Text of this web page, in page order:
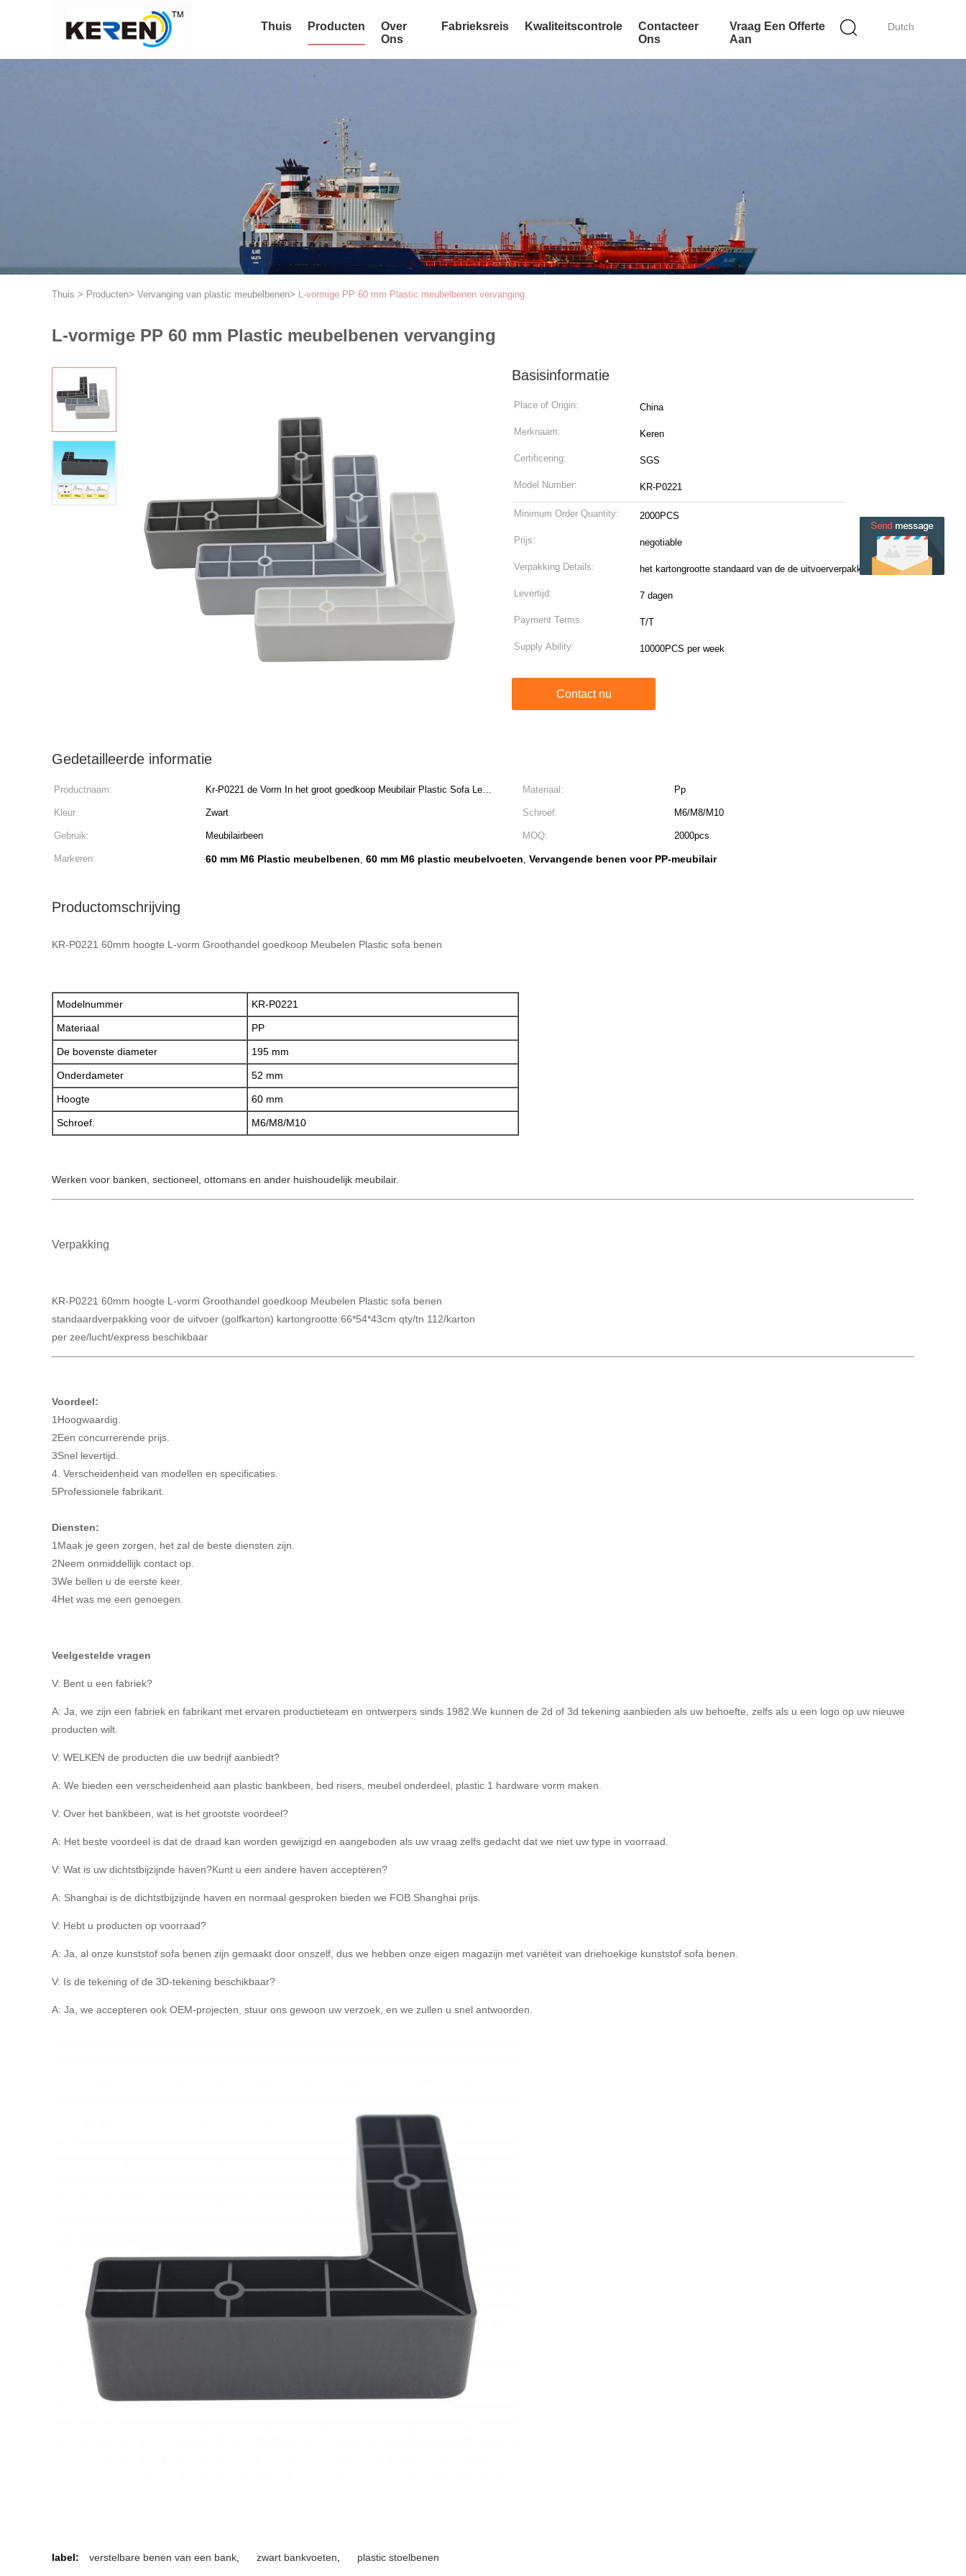
Dutch
Thuis Producten
Over
Ons
Fabrieksreis Kwaliteitscontrole
Contacteer
Ons
Vraag Een Offerte
Aan
Thuis > Producten> Vervanging van plastic meubelbenen> L-vormige PP 60 mm Plastic meubelbenen vervanging
L-vormige PP 60 mm Plastic meubelbenen vervanging
Basisinformatie
Place of Origin: China
Merknaam: Keren
Certificering: SGS
Model Number: KR-P0221
Minimum Order Quantity: 2000PCS
Prijs: negotiable
Verpakking Details: het kartongrootte standaard van de de uitvoerverpakking (golfkarton):
66*54*43cm qty/ctn: 112pcs/car
Levertijd: 7 dagen
Payment Terms: T/T
Supply Ability: 10000PCS per week
Contact nu
Gedetailleerde informatie
Productnaam:
Kr-P0221 de Vorm In het groot goedkoop Meubilair Plastic Sofa Legs
van 60mm hoogtel
Materiaal: Pp
Kleur: Zwart Schroef: M6/M8/M10
Gebruik: Meubilairbeen MOQ: 2000pcs
Markeren: 60 mm M6 Plastic meubelbenen, 60 mm M6 plastic meubelvoeten, Vervangende benen voor PP-meubilair
Productomschrijving
KR-P0221 60mm hoogte L-vorm Groothandel goedkoop Meubelen Plastic sofa benen
Modelnummer KR-P0221
Materiaal PP
De bovenste diameter 195 mm
Onderdameter 52 mm
Hoogte 60 mm
Schroef. M6/M8/M10
Werken voor banken, sectioneel, ottomans en ander huishoudelijk meubilair.
Verpakking
KR-P0221 60mm hoogte L-vorm Groothandel goedkoop Meubelen Plastic sofa benen
standaardverpakking voor de uitvoer (golfkarton) kartongrootte:66*54*43cm qty/tn 112/karton
per zee/lucht/express beschikbaar
Voordeel:
1Hoogwaardig.
2Een concurrerende prijs.
3Snel levertijd.
4. Verscheidenheid van modellen en specificaties.
5Professionele fabrikant.
Diensten:
1Maak je geen zorgen, het zal de beste diensten zijn.
2Neem onmiddellijk contact op.
3We bellen u de eerste keer.
4Het was me een genoegen.
Veelgestelde vragen
V: Bent u een fabriek?
A: Ja, we zijn een fabriek en fabrikant met ervaren productieteam en ontwerpers sinds 1982.We kunnen de 2d of 3d tekening aanbieden als uw behoefte, zelfs als u een logo op uw nieuwe
producten wilt.
V: WELKEN de producten die uw bedrijf aanbiedt?
A: We bieden een verscheidenheid aan plastic bankbeen, bed risers, meubel onderdeel, plastic 1 hardware vorm maken.
V: Over het bankbeen, wat is het grootste voordeel?
A: Het beste voordeel is dat de draad kan worden gewijzigd en aangeboden als uw vraag zelfs gedacht dat we niet uw type in voorraad.
V: Wat is uw dichtstbijzijnde haven?Kunt u een andere haven accepteren?
A: Shanghai is de dichtstbijzijnde haven en normaal gesproken bieden we FOB Shanghai prijs.
V: Hebt u producten op voorraad?
A: Ja, al onze kunststof sofa benen zijn gemaakt door onszelf, dus we hebben onze eigen magazijn met variëteit van driehoekige kunststof sofa benen.
V: Is de tekening of de 3D-tekening beschikbaar?
A: Ja, we accepteren ook OEM-projecten, stuur ons gewoon uw verzoek, en we zullen u snel antwoorden.
label: verstelbare benen van een bank zwart bankvoeten plastic stoelbenen